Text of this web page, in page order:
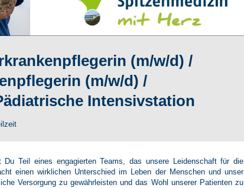
(m/w/d) /
(m/w/d) /
Intensivstation
Teil eines engagierten Teams, das unsere Leidenschaft für die
einen wirklichen Unterschied im Leben der Menschen und unser
Versorgung zu gewährleisten und das Wohl unserer Patienten zu